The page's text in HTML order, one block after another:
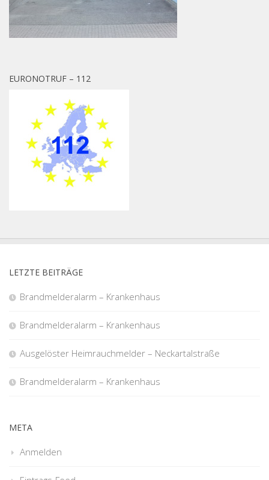
EURONOTRUF – 112
LETZTE BEITRÄGE
Brandmelderalarm – Krankenhaus
Brandmelderalarm – Krankenhaus
Ausgelöster Heimrauchmelder – Neckartalstraße
Brandmelderalarm – Krankenhaus
META
Anmelden